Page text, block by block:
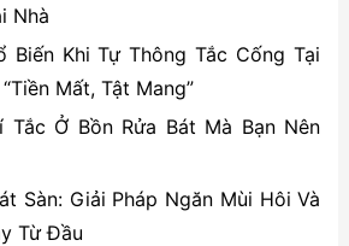
Nhà
Biến Khi Tự Thông Tắc Cống Tại
Mất, Tật Mang”
Tắc Ở Bồn Rửa Bát Mà Bạn Nên
Sàn: Giải Pháp Ngăn Mùi Hôi Và
Từ Đầu